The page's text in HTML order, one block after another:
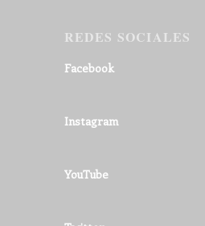
REDES SOCIALES
Facebook
Instagram
YouTube